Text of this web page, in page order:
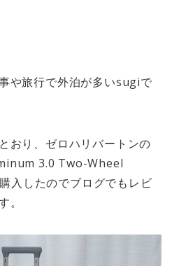
や旅行で外泊が多いsugiで
おり、ゼロハリバートンの
3.0 Two-Wheel
入したのでブログでもレビ
。